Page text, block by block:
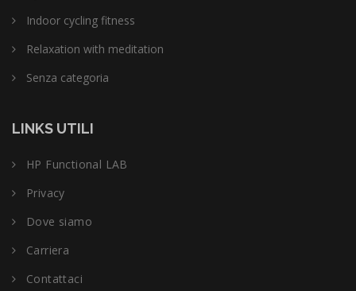
Indoor cycling fitness
Relaxation with meditation
Senza categoria
LINKS UTILI
HP Functional LAB
Privacy
Dove siamo
Carriera
Contattaci